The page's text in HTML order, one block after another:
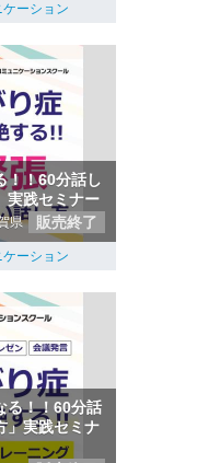
ーション
！！60分話し
実践セミナー
県 販売終了
ーション
る！！60分話
」実践セミナ